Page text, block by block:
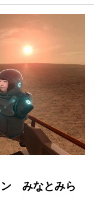
ン みなとみら